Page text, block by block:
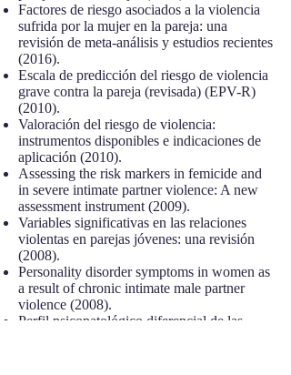
Factores de riesgo asociados a la violencia
sufrida por la mujer en la pareja: una
revisión de meta-análisis y estudios recientes
(2016).
Escala de predicción del riesgo de violencia
grave contra la pareja (revisada) (EPV-R)
(2010).
Valoración del riesgo de violencia:
instrumentos disponibles e indicaciones de
aplicación (2010).
Assessing the risk markers in femicide and
in severe intimate partner violence: A new
assessment instrument (2009).
Variables significativas en las relaciones
violentas en parejas jóvenes: una revisión
(2008).
Personality disorder symptoms in women as
a result of chronic intimate male partner
violence (2008).
Perfil psicopatológico diferencial de las